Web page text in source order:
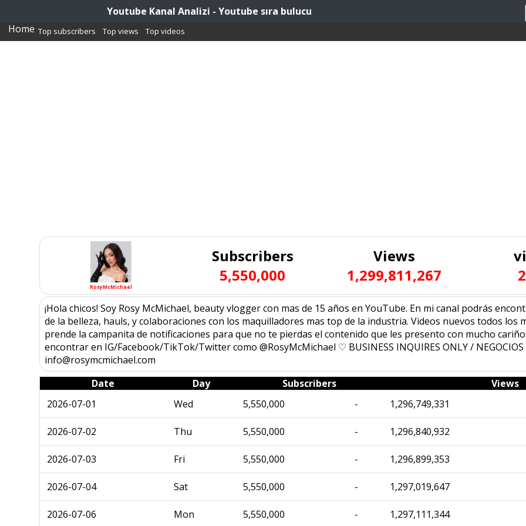
Youtube Kanal Analizi - Youtube sıra bulucu
Home Top subscribers Top views Top videos
RosyMcMichael
Subscribers
5,550,000
Views
1,299,811,267
¡Hola chicos! Soy Rosy McMichael, beauty vlogger con mas de 15 años en YouTube. En mi canal podrás
de la belleza, hauls, y colaboraciones con los maquilladores mas top de la industria. Videos nuevos todos los
prende la campanita de notificaciones para que no te pierdas el contenido que les presento con mucho
encontrar en IG/Facebook/TikTok/Twitter como @RosyMcMichael ♡ BUSINESS INQUIRES ONLY / NEGOCIOS
info@rosymcmichael.com
Date
Day Subscribers Views
2026-07-01
Wed 5,550,000 - 1,296,749,331
2026-07-02 Thu 5,550,000 - 1,296,840,932
2026-07-03 Fri 5,550,000 - 1,296,899,353
2026-07-04 Sat 5,550,000 - 1,297,019,647
2026-07-06 Mon 5,550,000 - 1,297,111,344